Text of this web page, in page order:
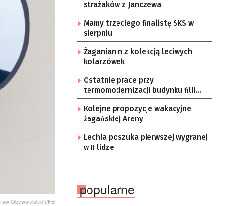
Obywatelskich/FB
strażaków z Janczewa
Mamy trzeciego finalistę SKS w
sierpniu
Żaganianin z kolekcją leciwych
kolarzówek
Ostatnie prace przy
termomodernizacji budynku filii
żarskiego przedszkola Bajka
Kolejne propozycje wakacyjne
żagańskiej Areny
Lechia poszuka pierwszej wygranej
w II lidze
popularne